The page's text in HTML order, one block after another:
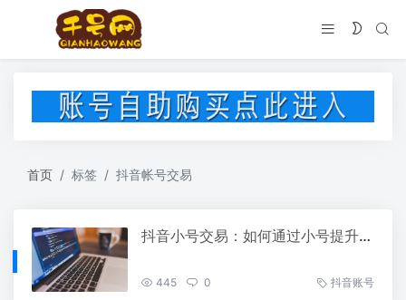
首页 标签 抖音帐号交易
抖音小号交易：如何通过小号提升品牌曝光度
445 0 抖音账号